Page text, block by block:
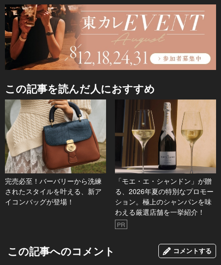
この記事を読んだ人におすすめ
完売必至！バーバリーから洗練
されたスタイルを叶える、新ア
イコンバッグが登場！
「モエ・エ・シャンドン」が贈
る、2026年夏の特別なプロモー
ション。極上のシャンパンを味
わえる厳選店舗を一挙紹介！
PR
この記事へのコメント コメントする